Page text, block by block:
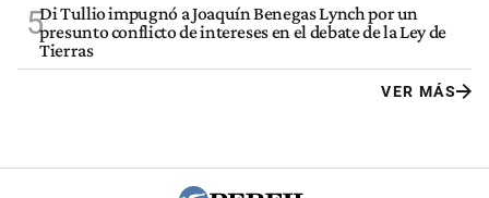
5Di Tullio impugnó a Joaquín Benegas Lynch por un
presunto conflicto de intereses en el debate de la Ley de
Tierras
VER MÁS